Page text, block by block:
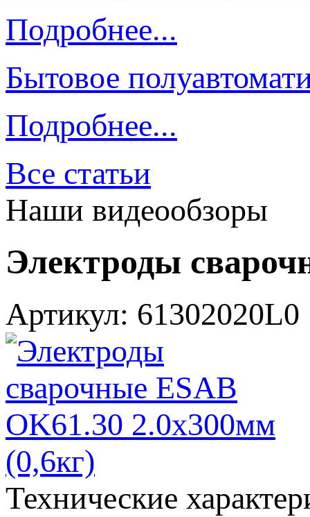
Подробнее...
Бытовое
Подробнее...
Все статьи
Наши видеообзоры
Электроды
Артикул: 61302020L0
Технические